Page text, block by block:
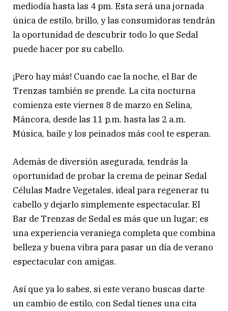
mediodía hasta las 4 pm. Esta será una jornada
única de estilo, brillo, y las consumidoras tendrán
la oportunidad de descubrir todo lo que Sedal
puede hacer por su cabello.
¡Pero hay más! Cuando cae la noche, el Bar de
Trenzas también se prende. La cita nocturna
comienza este viernes 8 de marzo en Selina,
Máncora, desde las 11 p.m. hasta las 2 a.m.
Música, baile y los peinados más cool te esperan.
Además de diversión asegurada, tendrás la
oportunidad de probar la crema de peinar Sedal
Células Madre Vegetales, ideal para regenerar tu
cabello y dejarlo simplemente espectacular. El
Bar de Trenzas de Sedal es más que un lugar; es
una experiencia veraniega completa que combina
belleza y buena vibra para pasar un día de verano
espectacular con amigas.
Así que ya lo sabes, si este verano buscas darte
un cambio de estilo, con Sedal tienes una cita